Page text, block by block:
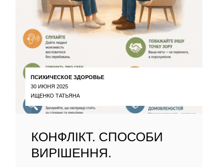
ПСИХИЧЕСКОЕ ЗДОРОВЬЕ
30 ИЮНЯ 2025
ИЩЕНКО ТАТЬЯНА
КОНФЛІКТ. СПОСОБИ
ВИРІШЕННЯ.